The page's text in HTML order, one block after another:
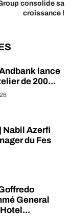
consolide sa
croissance !
lance
de 200...
Nabil Azerfi
du Fes
General